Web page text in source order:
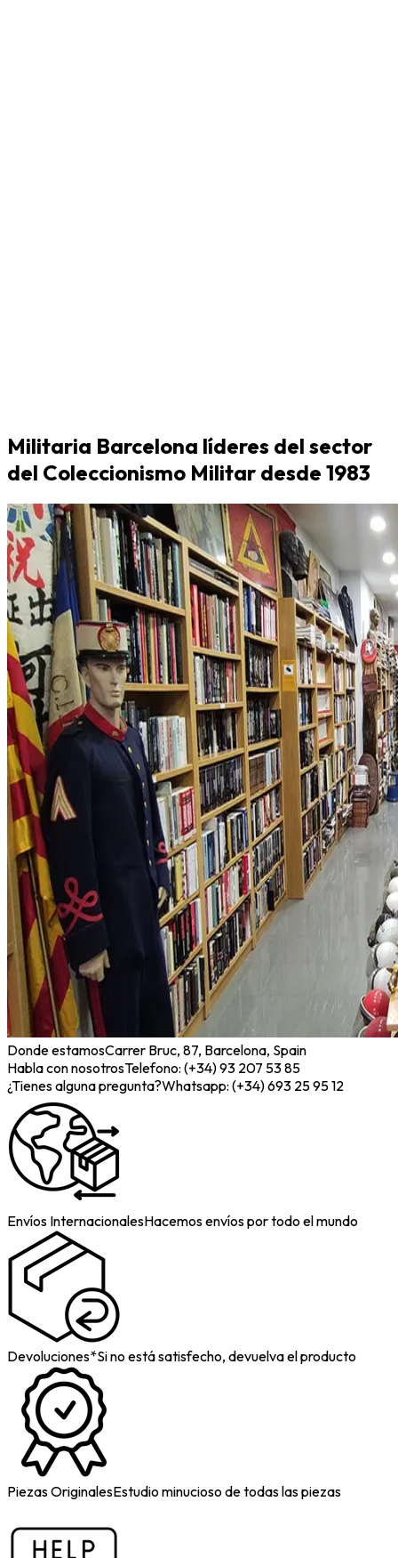
Militaria Barcelona líderes del sector
del Coleccionismo Militar desde 1983
Donde estamosCarrer Bruc, 87, Barcelona, Spain
Habla con nosotrosTelefono: (+34) 93 207 53 85
¿Tienes alguna pregunta?Whatsapp: (+34) 693 25 95 12
Envíos InternacionalesHacemos envíos por todo el mundo
Devoluciones*Si no está satisfecho, devuelva el producto
Piezas OriginalesEstudio minucioso de todas las piezas